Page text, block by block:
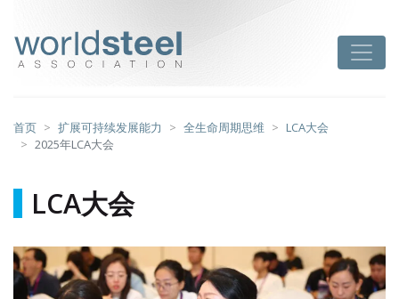
首页 扩展可持续发展能力 全生命周期思维
LCA大会
2025年LCA大会
LCA大会